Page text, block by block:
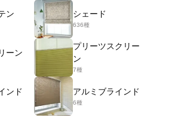
ン シェード
636種
ーン
プリーツスクリー
ン
7種
ンド アルミブラインド
6種